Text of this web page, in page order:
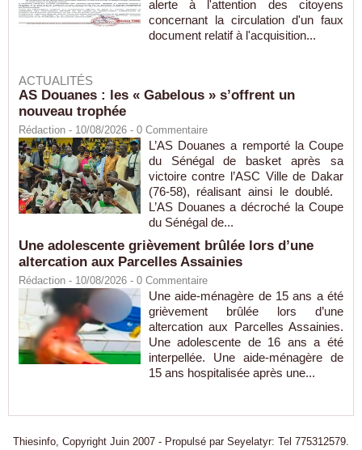
alerte à l'attention des citoyens
concernant la circulation d'un faux
document relatif à l'acquisition...
ACTUALITÉS
AS Douanes : les « Gabelous » s’offrent un
nouveau trophée
Rédaction - 10/08/2026 - 0 Commentaire
L’AS Douanes a remporté la Coupe
du Sénégal de basket après sa
victoire contre l’ASC Ville de Dakar
(76-58), réalisant ainsi le doublé.
L’AS Douanes a décroché la Coupe
du Sénégal de...
Une adolescente grièvement brûlée lors d’une
altercation aux Parcelles Assainies
Rédaction - 10/08/2026 - 0 Commentaire
Une aide-ménagère de 15 ans a été
grièvement brûlée lors d’une
altercation aux Parcelles Assainies.
Une adolescente de 16 ans a été
interpellée. Une aide-ménagère de
15 ans hospitalisée après une...
Thiesinfo, Copyright Juin 2007 - Propulsé par Seyelatyr: Tel 775312579.